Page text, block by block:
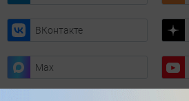
ВКонтакте
Max